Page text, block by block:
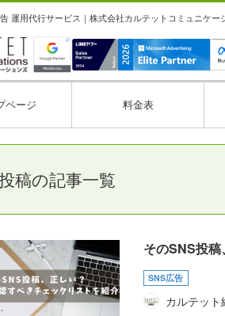
運用代行サービス｜株式会社カルテットコミュニケ
ページ 料金表
稿の記事一覧
そのSNS投
SNS広告
カルテット